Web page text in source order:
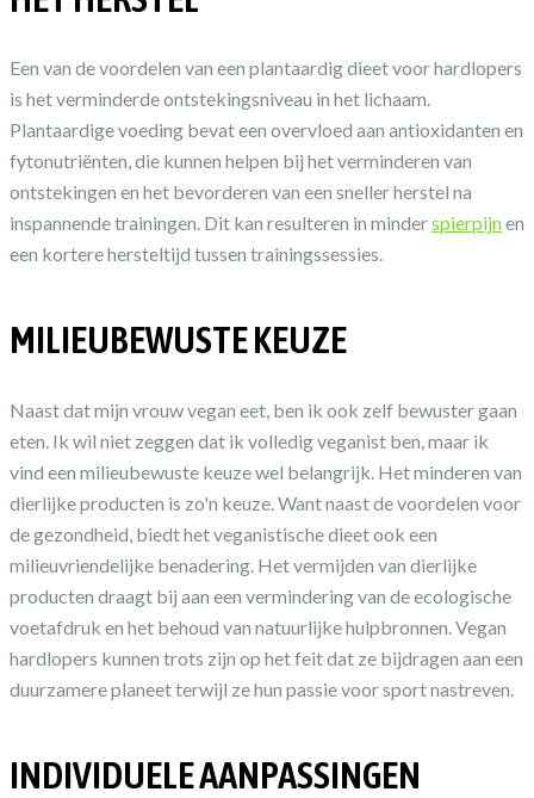
Een van de voordelen van een plantaardig dieet voor hardlopers
is het verminderde ontstekingsniveau in het lichaam.
Plantaardige voeding bevat een overvloed aan antioxidanten en
fytonutriënten, die kunnen helpen bij het verminderen van
ontstekingen en het bevorderen van een sneller herstel na
inspannende trainingen. Dit kan resulteren in minderspierpijnen
een kortere hersteltijd tussen trainingssessies.
MILIEUBEWUSTE KEUZE
Naast dat mijn vrouw vegan eet, ben ik ook zelf bewuster gaan
eten. Ik wil niet zeggen dat ik volledig veganist ben, maar ik
vind een milieubewuste keuze wel belangrijk. Het minderen van
dierlijke producten is zo'n keuze. Want naast de voordelen voor
de gezondheid, biedt het veganistische dieet ook een
milieuvriendelijke benadering. Het vermijden van dierlijke
producten draagt bij aan een vermindering van de ecologische
voetafdruk en het behoud van natuurlijke hulpbronnen. Vegan
hardlopers kunnen trots zijn op het feit dat ze bijdragen aan een
duurzamere planeet terwijl ze hun passie voor sport nastreven.
INDIVIDUELE AANPASSINGEN